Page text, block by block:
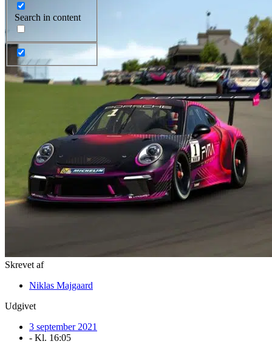
Search in content
Skrevet af
Niklas Majgaard
Udgivet
3 september 2021
- Kl. 16:05